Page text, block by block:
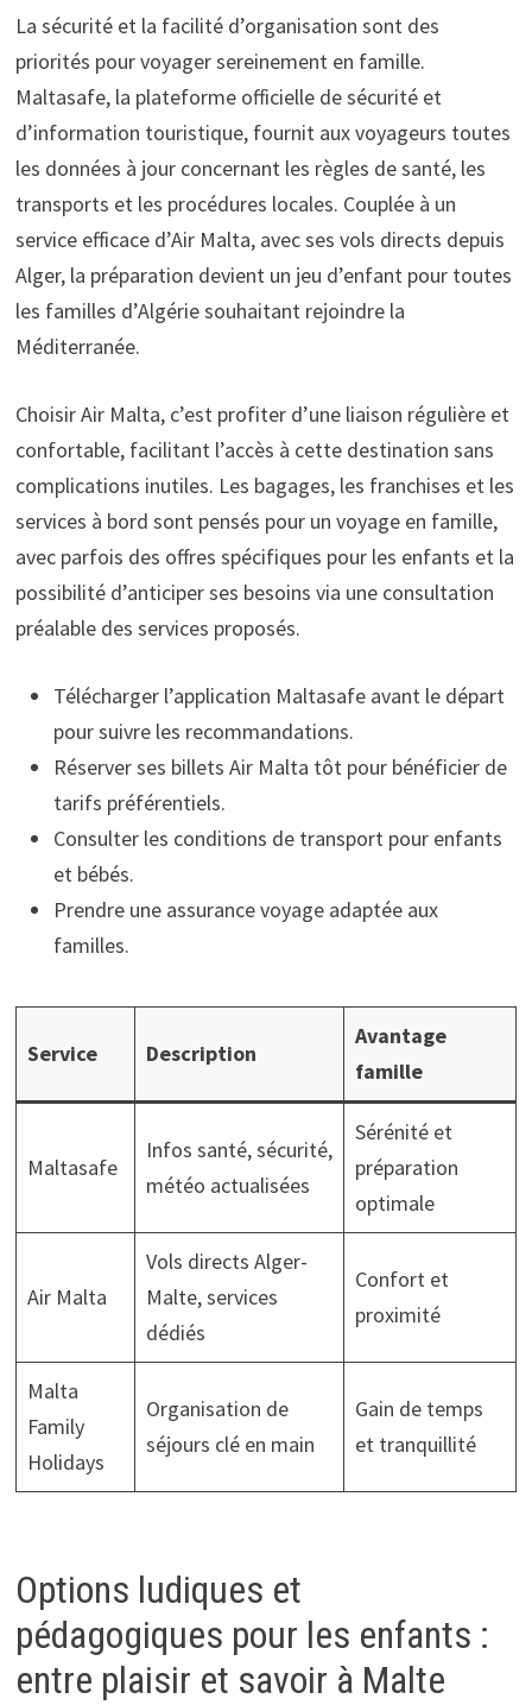
La sécurité et la facilité d’organisation sont des
priorités pour voyager sereinement en famille.
Maltasafe, la plateforme officielle de sécurité et
d’information touristique, fournit aux voyageurs toutes
les données à jour concernant les règles de santé, les
transports et les procédures locales. Couplée à un
service efficace d’Air Malta, avec ses vols directs depuis
Alger, la préparation devient un jeu d’enfant pour toutes
les familles d’Algérie souhaitant rejoindre la
Méditerranée.
Choisir Air Malta, c’est profiter d’une liaison régulière et
confortable, facilitant l’accès à cette destination sans
complications inutiles. Les bagages, les franchises et les
services à bord sont pensés pour un voyage en famille,
avec parfois des offres spécifiques pour les enfants et la
possibilité d’anticiper ses besoins via une consultation
préalable des services proposés.
Télécharger l’application Maltasafe avant le départ
pour suivre les recommandations.
Réserver ses billets Air Malta tôt pour bénéficier de
tarifs préférentiels.
Consulter les conditions de transport pour enfants
et bébés.
Prendre une assurance voyage adaptée aux
familles.
Service Description
Avantage
famille
Maltasafe
Infos santé, sécurité,
météo actualisées
Sérénité et
préparation
optimale
Air Malta
Vols directs Alger-
Malte, services
dédiés
Confort et
proximité
Malta
Family
Holidays
Organisation de
séjours clé en main
Gain de temps
et tranquillité
Options ludiques et
pédagogiques pour les enfants :
entre plaisir et savoir à Malte